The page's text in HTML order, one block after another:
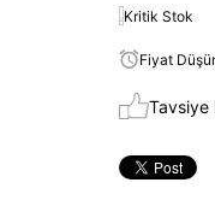
Kritik Stok
Fiyat
Tavsiye